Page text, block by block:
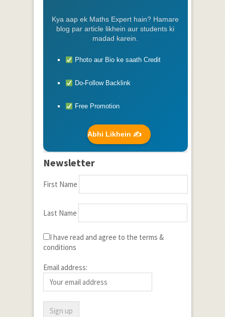
Kya aap ek Maths Expert hain? Hamare
blog par article likhein aur students ki
madad karein.
Photo aur Bio ke saath Credit
Do-Follow Backlink
Free Promotion
Abhi Likhein ✍️
Newsletter
First Name
Last Name
I have read and agree to the terms &
conditions
Email address: